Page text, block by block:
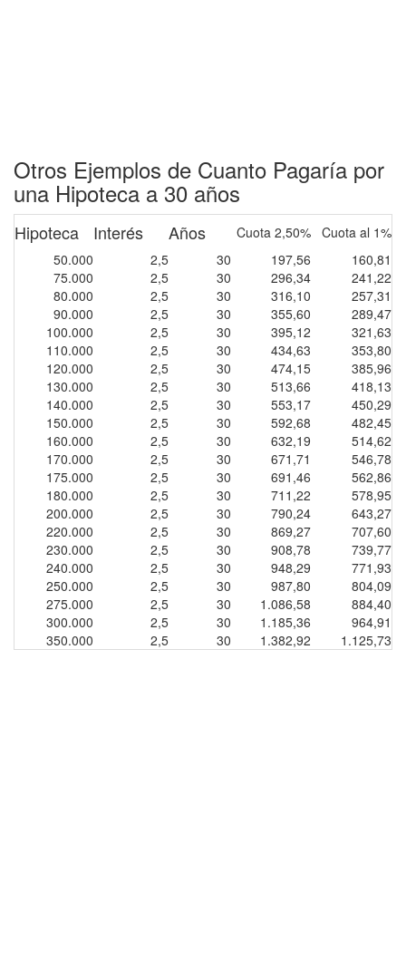
Otros Ejemplos de Cuanto Pagaría por
una Hipoteca a 30 años
Hipoteca Interés Años Cuota 2,50% Cuota al 1%
50.000
2,5 30 197,56
160,81
75.000
2,5 30 296,34
241,22
80.000
2,5 30 316,10
257,31
90.000
2,5 30 355,60
289,47
100.000
2,5 30 395,12
321,63
110.000
2,5 30 434,63
353,80
120.000
2,5 30 474,15
385,96
130.000
2,5 30 513,66
418,13
140.000
2,5 30 553,17
450,29
150.000
2,5 30 592,68
482,45
160.000
2,5 30 632,19
514,62
170.000
2,5 30 671,71
546,78
175.000
2,5 30 691,46
562,86
180.000
2,5 30 711,22
578,95
200.000
2,5 30 790,24
643,27
220.000
2,5 30 869,27
707,60
230.000
2,5 30 908,78
739,77
240.000
2,5 30 948,29
771,93
250.000
2,5 30 987,80
804,09
275.000
2,5 30 1.086,58
884,40
300.000
2,5 30 1.185,36
964,91
350.000
2,5 30 1.382,92 1.125,73